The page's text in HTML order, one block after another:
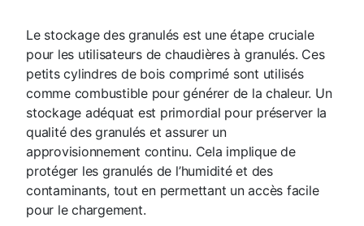
Le stockage des granulés est une étape cruciale
pour les utilisateurs de chaudières à granulés. Ces
petits cylindres de bois comprimé sont utilisés
comme combustible pour générer de la chaleur. Un
stockage adéquat est primordial pour préserver la
qualité des granulés et assurer un
approvisionnement continu. Cela implique de
protéger les granulés de l’humidité et des
contaminants, tout en permettant un accès facile
pour le chargement.